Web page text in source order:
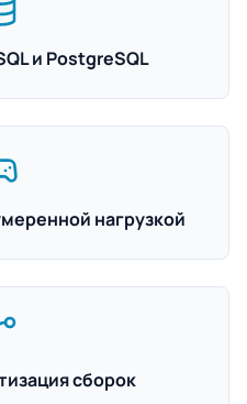
и PostgreSQL
нагрузкой
сборок